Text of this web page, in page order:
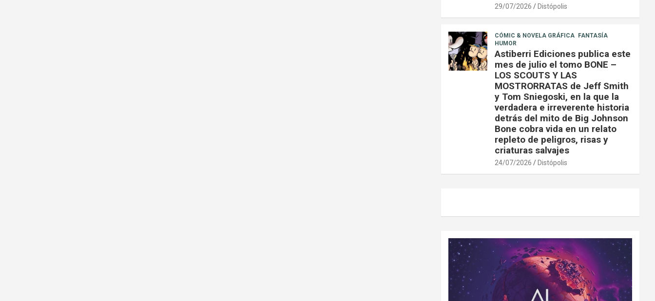
29/07/2026 Distópolis
CÓMIC & NOVELA GRÁFICA
FANTASÍA
HUMOR
Astiberri Ediciones publica este
mes de julio el tomo BONE –
LOS SCOUTS Y LAS
MOSTRORRATAS de Jeff Smith
y Tom Sniegoski, en la que la
verdadera e irreverente historia
detrás del mito de Big Johnson
Bone cobra vida en un relato
repleto de peligros, risas y
criaturas salvajes
24/07/2026 Distópolis